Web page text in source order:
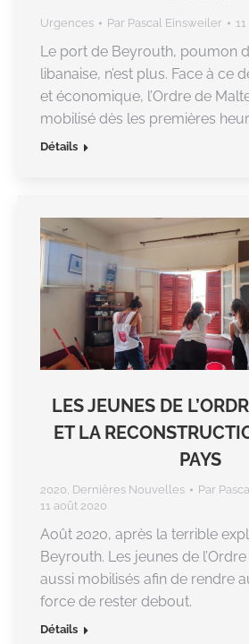
Urgences Par Pascal Einsweiler
Le port de Beyrouth, poumon
libanaise, n’est plus. Face à ce
et économique, l’Ordre de
mobilisé dès les premières
Détails
LES JEUNES DE
ET LA
PAYS
2020 Dernières Nouvelles Par
11 août 2020
Août 2020, après la terrible
Beyrouth. Les jeunes de
aussi mobilisés afin de rendre
force de rester debout.
Détails